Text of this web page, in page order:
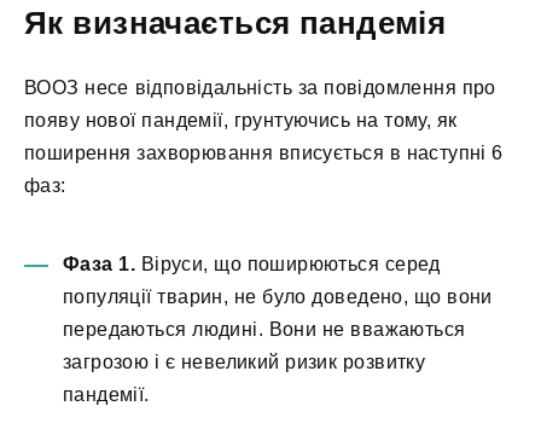
Як визначається пандемія
ВООЗ несе відповідальність за повідомлення про
появу нової пандемії, грунтуючись на тому, як
поширення захворювання вписується в наступні 6
фаз:
Фаза 1. Віруси, що поширюються серед
популяції тварин, не було доведено, що вони
передаються людині. Вони не вважаються
загрозою і є невеликий ризик розвитку
пандемії.